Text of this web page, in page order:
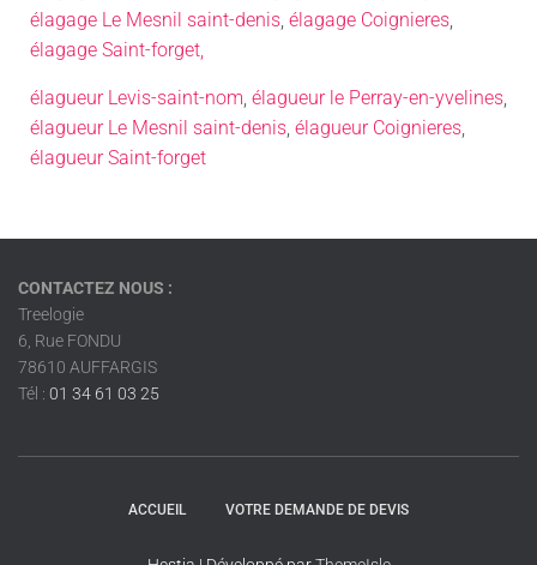
élagage Le Mesnil saint-denis, élagage Coignieres,
élagage Saint-forget,
élagueur Levis-saint-nom, élagueur le Perray-en-yvelines,
élagueur Le Mesnil saint-denis, élagueur Coignieres,
élagueurSaint-forget
CONTACTEZ NOUS :
Treelogie
6, Rue FONDU
78610 AUFFARGIS
Tél : 01 34 61 03 25
ACCUEIL VOTRE DEMANDE DE DEVIS